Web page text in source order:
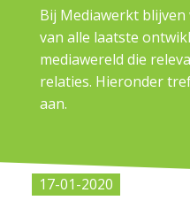
Bij Mediawerkt
van alle laatste
mediawereld die
relaties. Hieronder
aan.
17-01-2020